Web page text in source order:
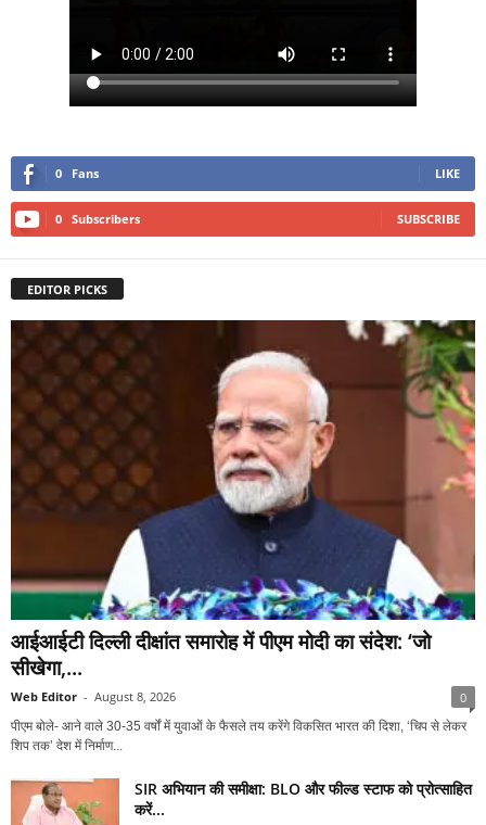
0 Fans LIKE
0 Subscribers SUBSCRIBE
EDITOR PICKS
आईआईटी दिल्ली दीक्षांत समारोह में पीएम मोदी का संदेश: ‘जो
सीखेगा,...
Web Editor - August 8, 2026 0
पीएम बोले- आने वाले 30-35 वर्षों में युवाओं के फैसले तय करेंगे विकसित भारत की दिशा, ‘चिप से लेकर
शिप तक’ देश में निर्माण...
SIR अभियान की समीक्षा: BLO और फील्ड स्टाफ को प्रोत्साहित
करें...